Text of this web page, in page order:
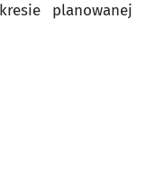
planowanej